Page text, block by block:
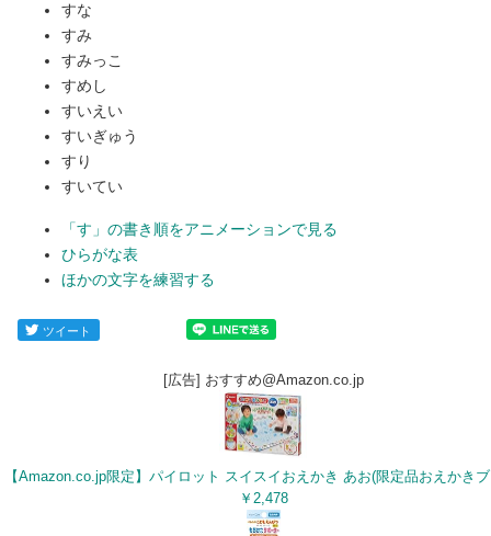
すな
すみ
すみっこ
すめし
すいえい
すいぎゅう
すり
すいてい
「す」の書き順をアニメーションで見る
ひらがな表
ほかの文字を練習する
ツイート
[広告] おすすめ@Amazon.co.jp
￥2,478